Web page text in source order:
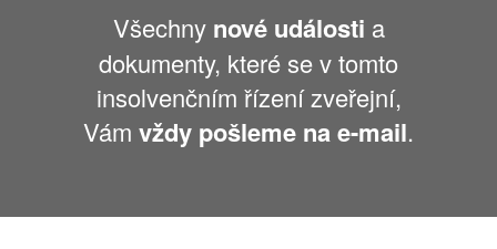
Všechny nové události a
dokumenty, které se v tomto
insolvenčním řízení zveřejní,
Vám vždy pošleme na e-mail.